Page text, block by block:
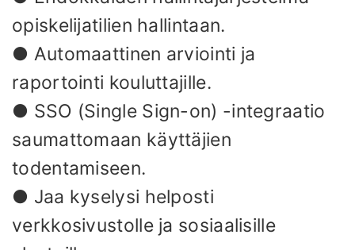
opiskelijatilien hallintaan.
● Automaattinen arviointi ja
raportointi kouluttajille.
● SSO (Single Sign-on) -integraatio
saumattomaan käyttäjien
todentamiseen.
● Jaa kyselysi helposti
verkkosivustolle ja sosiaalisille